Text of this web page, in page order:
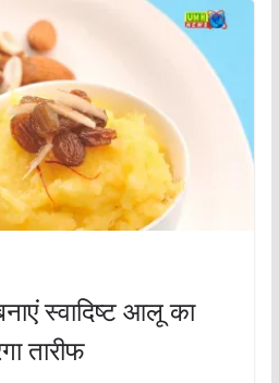
स्वादिष्ट आलू का
तारीफ